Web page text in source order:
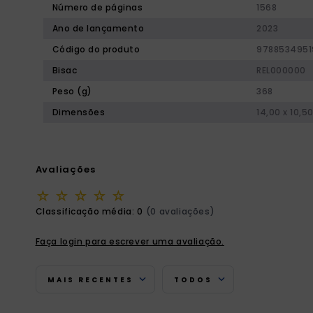
Número de páginas
1568
Ano de lançamento
2023
Código do produto
Bisac
REL000000
Peso (g)
368
Dimensões
14,00 x 10,50
Avaliações
☆ ☆ ☆ ☆ ☆
Classificação média: 0 (0 avaliações)
Faça login para escrever uma avaliação.
MAIS RECENTES TODOS